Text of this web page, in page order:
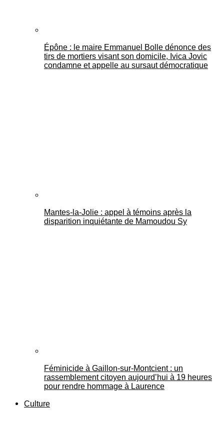
Épône : le maire Emmanuel Bolle dénonce des
tirs de mortiers visant son domicile, Ivica Jovic
condamne et appelle au sursaut démocratique
Mantes-la-Jolie : appel à témoins après la
disparition inquiétante de Mamoudou Sy
Féminicide à Gaillon‑sur‑Montcient : un
rassemblement citoyen aujourd’hui à 19 heures
pour rendre hommage à Laurence
Culture